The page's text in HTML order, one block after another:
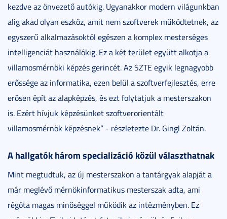
kezdve az önvezető autókig. Ugyanakkor modern világunkban
alig akad olyan eszköz, amit nem szoftverek működtetnek, az
egyszerű alkalmazásoktól egészen a komplex mesterséges
intelligenciát használókig. Ez a két terület együtt alkotja a
villamosmérnöki képzés gerincét. Az SZTE egyik legnagyobb
erőssége az informatika, ezen belül a szoftverfejlesztés, erre
erősen épít az alapképzés, és ezt folytatjuk a mesterszakon
is. Ezért hívjuk képzésünket szoftverorientált
villamosmérnök képzésnek” - részletezte Dr. Gingl Zoltán.
A hallgatók három specializáció közül választhatnak
Mint megtudtuk, az új mesterszakon a tantárgyak alapját a
már meglévő mérnökinformatikus mesterszak adta, ami
régóta magas minőséggel működik az intézményben. Ez